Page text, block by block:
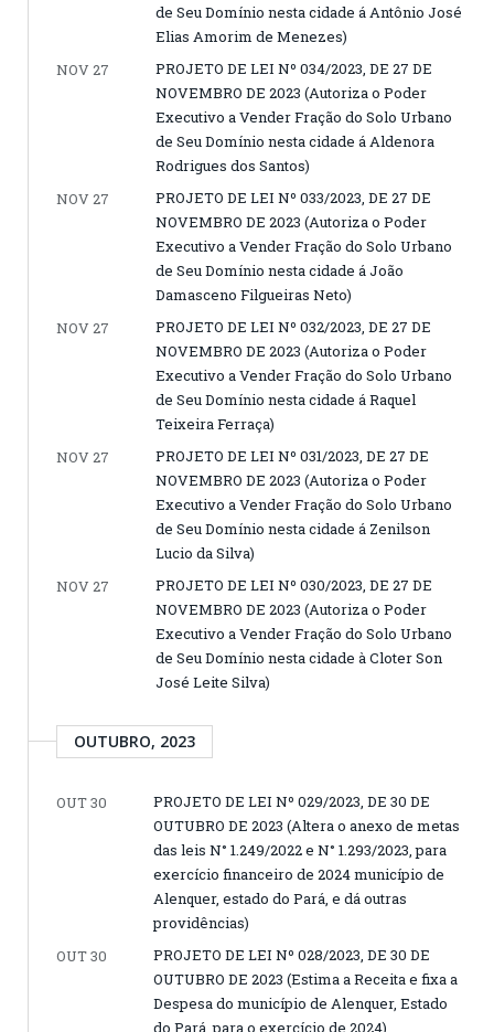
de Seu Domínio nesta cidade á Antônio José
Elias Amorim de Menezes)
NOV 27
PROJETO DE LEI Nº 034/2023, DE 27 DE
NOVEMBRO DE 2023 (Autoriza o Poder
Executivo a Vender Fração do Solo Urbano
de Seu Domínio nesta cidade á Aldenora
Rodrigues dos Santos)
NOV 27
PROJETO DE LEI Nº 033/2023, DE 27 DE
NOVEMBRO DE 2023 (Autoriza o Poder
Executivo a Vender Fração do Solo Urbano
de Seu Domínio nesta cidade á João
Damasceno Filgueiras Neto)
NOV 27
PROJETO DE LEI Nº 032/2023, DE 27 DE
NOVEMBRO DE 2023 (Autoriza o Poder
Executivo a Vender Fração do Solo Urbano
de Seu Domínio nesta cidade á Raquel
Teixeira Ferraça)
NOV 27
PROJETO DE LEI Nº 031/2023, DE 27 DE
NOVEMBRO DE 2023 (Autoriza o Poder
Executivo a Vender Fração do Solo Urbano
de Seu Domínio nesta cidade á Zenilson
Lucio da Silva)
NOV 27
PROJETO DE LEI Nº 030/2023, DE 27 DE
NOVEMBRO DE 2023 (Autoriza o Poder
Executivo a Vender Fração do Solo Urbano
de Seu Domínio nesta cidade à Cloter Son
José Leite Silva)
OUTUBRO, 2023
OUT 30
PROJETO DE LEI Nº 029/2023, DE 30 DE
OUTUBRO DE 2023 (Altera o anexo de metas
das leis N° 1.249/2022 e N° 1.293/2023, para
exercício financeiro de 2024 município de
Alenquer, estado do Pará, e dá outras
providências)
OUT 30
PROJETO DE LEI Nº 028/2023, DE 30 DE
OUTUBRO DE 2023 (Estima a Receita e fixa a
Despesa do município de Alenquer, Estado
do Pará, para o exercício de 2024)